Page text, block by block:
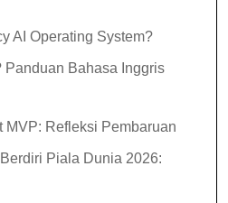
AI Operating System?
Bahasa Inggris
MVP: Refleksi Pembaruan
Piala Dunia 2026: